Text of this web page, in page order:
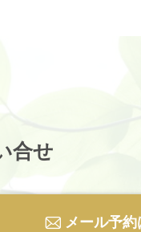
合せ
メール予